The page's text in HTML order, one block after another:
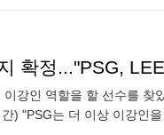
확정..."PSG,
강인 역할을 할 선수를 찾
) "PSG는 더 이상 이강인